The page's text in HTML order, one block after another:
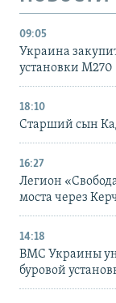
09:05
Украина
установки M270
18:10
Старший сын
16:27
Легион
моста через
14:18
ВМС Украины
буровой